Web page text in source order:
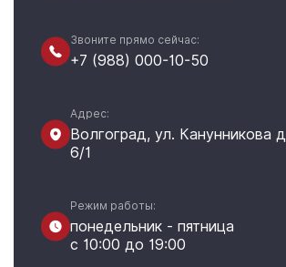
Звоните прямо сейчас:
+7 (988) 000-10-50
Адрес:
Волгоград, ул. Канунникова д
6/1
Режим работы:
понедельник - пятница
с 10:00 до 19:00